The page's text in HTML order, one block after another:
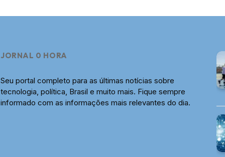
JORNAL 0 HORA
Seu portal completo para as últimas notícias sobre
tecnologia, política, Brasil e muito mais. Fique sempre
informado com as informações mais relevantes do dia.